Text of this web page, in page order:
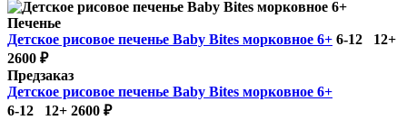
Печенье
Детское рисовое печенье Baby Bites морковное 6+ 6-12 12+
2600 ₽
Предзаказ
Детское рисовое печенье Baby Bites морковное 6+
6-12 12+ 2600 ₽